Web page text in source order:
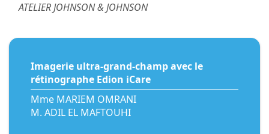
ATELIER JOHNSON & JOHNSON
Imagerie ultra-grand-champ avec le
rétinographe Edion iCare
Mme MARIEM OMRANI
M. ADIL EL MAFTOUHI